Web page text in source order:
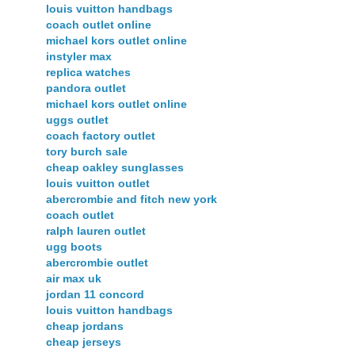
louis vuitton handbags
coach outlet online
michael kors outlet online
instyler max
replica watches
pandora outlet
michael kors outlet online
uggs outlet
coach factory outlet
tory burch sale
cheap oakley sunglasses
louis vuitton outlet
abercrombie and fitch new york
coach outlet
ralph lauren outlet
ugg boots
abercrombie outlet
air max uk
jordan 11 concord
louis vuitton handbags
cheap jordans
cheap jerseys